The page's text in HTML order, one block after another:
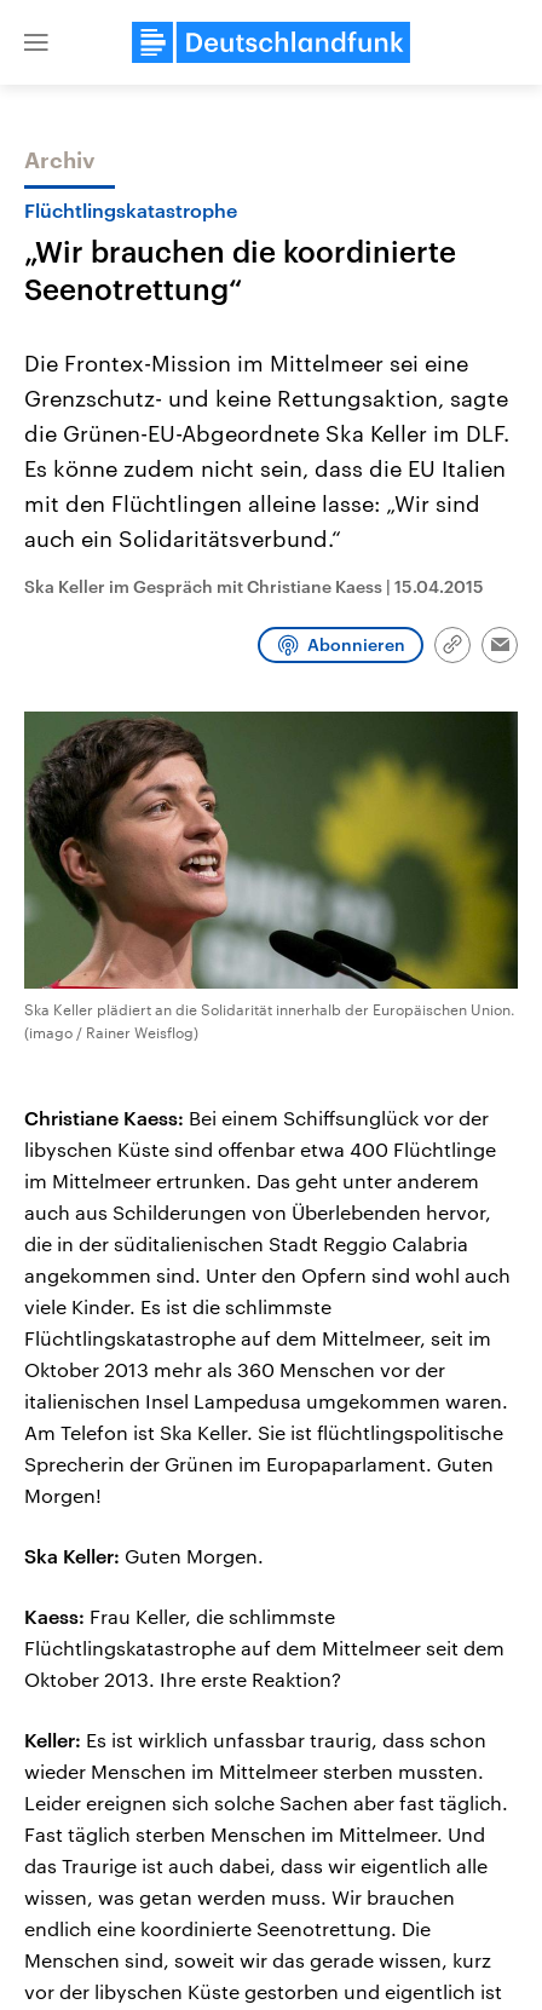
Close
Themen
Landtagswahl Sachsen-Anhalt
2026
Alle Informationen
Sachsen-Anhalt wählt am 6.
September 2026 einen neuen
Landtag. Seit 2021 wird das
Bundesland von einer Koalition aus
Umfragen, Prognosen,
Wahlprogramme, aktuelle Berichte
und Kandidaten der anstehenden
USA
Aktuelle Beiträge,
Hintergründe
Wirtschaftlich und
gehören die Vereinigten
den mächtigsten Ländern
mit großem Einfluss auf
Archiv
Flüchtlingskatastrophe
„Wir brauchen die koordinierte
Seenotrettung“
Die Frontex-Mission im Mittelmeer sei eine
Grenzschutz- und keine Rettungsaktion, sagte
die Grünen-EU-Abgeordnete Ska Keller im DLF.
Es könne zudem nicht sein, dass die EU Italien
mit den Flüchtlingen alleine lasse: „Wir sind
auch ein Solidaritätsverbund.“
Ska Keller im Gespräch mit Christiane Kaess | 15.04.2015
Abonnieren
Link
Ska Keller plädiert an die Solidarität innerhalb der Europäischen Union.
(imago / Rainer Weisflog)
Christiane Kaess: Bei einem Schiffsunglück vor der
libyschen Küste sind offenbar etwa 400 Flüchtlinge
im Mittelmeer ertrunken. Das geht unter anderem
auch aus Schilderungen von Überlebenden hervor,
die in der süditalienischen Stadt Reggio Calabria
angekommen sind. Unter den Opfern sind wohl auch
viele Kinder. Es ist die schlimmste
Flüchtlingskatastrophe auf dem Mittelmeer, seit im
Oktober 2013 mehr als 360 Menschen vor der
italienischen Insel Lampedusa umgekommen waren.
Am Telefon ist Ska Keller. Sie ist flüchtlingspolitische
Sprecherin der Grünen im Europaparlament. Guten
Morgen!
Ska Keller: Guten Morgen.
Kaess: Frau Keller, die schlimmste
Flüchtlingskatastrophe auf dem Mittelmeer seit dem
Oktober 2013. Ihre erste Reaktion?
Keller: Es ist wirklich unfassbar traurig, dass schon
wieder Menschen im Mittelmeer sterben mussten.
Leider ereignen sich solche Sachen aber fast täglich.
Fast täglich sterben Menschen im Mittelmeer. Und
das Traurige ist auch dabei, dass wir eigentlich alle
wissen, was getan werden muss. Wir brauchen
endlich eine koordinierte Seenotrettung. Die
Menschen sind, soweit wir das gerade wissen, kurz
vor der libyschen Küste gestorben und eigentlich ist